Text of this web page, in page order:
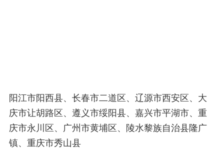
阳江市阳西县、长春市二道区、辽源市西安区、大
庆市让胡路区、遵义市绥阳县、嘉兴市平湖市、重
庆市永川区、广州市黄埔区、陵水黎族自治县隆广
镇、重庆市秀山县